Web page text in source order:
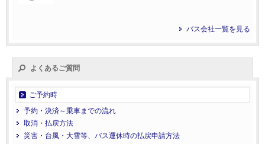
バス会社一覧を見る
よくあるご質問
ご予約時
予約・決済～乗車までの流れ
取消・払戻方法
災害・台風・大雪等、バス運休時の払戻申請方法